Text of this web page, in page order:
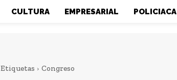
CULTURA EMPRESARIAL POLICIACA
Etiquetas Congreso